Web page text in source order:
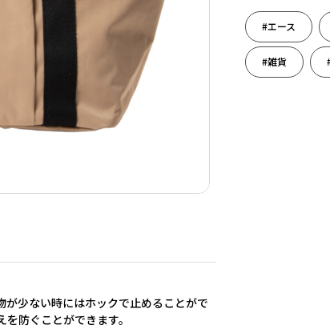
少ない時にはホックで止めることがで
防ぐことができます。
#エース
#雑貨